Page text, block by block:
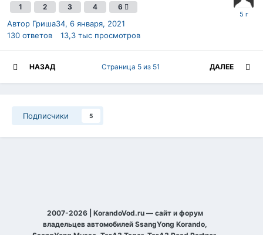
1 2 3 4 6
Автор Гриша34, 6 января, 2021
130 ответов 13,3 тыс просмотров
НАЗАД ДАЛЕЕ
Страница 5 из 51
Подписчики 5
2007-2026 | KorandoVod.ru — сайт и форум
владельцев автомобилей SsangYong Korando,